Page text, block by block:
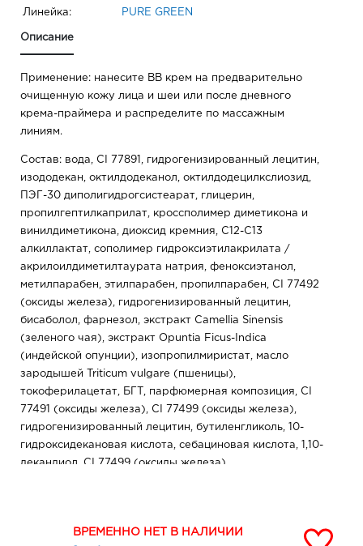
Линейка: PURE GREEN
Описание
Применение: нанесите BB крем на предварительно
очищенную кожу лица и шеи или после дневного
крема-праймера и распределите по массажным
линиям.
Состав: вода, CI 77891, гидрогенизированный лецитин,
изододекан, октилдодеканол, октилдодецилкслиозид,
ПЭГ-30 диполигидрогсистеарат, глицерин,
пропилгептилкаприлат, кроссполимер диметикона и
винилдиметикона, диоксид кремния, С12-С13
алкиллактат, сополимер гидроксиэтилакрилата /
акрилоилдиметилтаурата натрия, феноксиэтанол,
метилпарабен, этилпарабен, пропилпарабен, CI 77492
(оксиды железа), гидрогенизированный лецитин,
бисаболол, фарнезол, экстракт Camellia Sinensis
(зеленого чая), экстракт Opuntia Ficus-Indica
(индейской опунции), изопропилмиристат, масло
зародышей Triticum vulgare (пшеницы),
токоферилацетат, БГТ, парфюмерная композиция, CI
77491 (оксиды железа), CI 77499 (оксиды железа),
гидрогенизированный лецитин, бутиленгликоль, 10-
гидроксидекановая кислота, себациновая кислота, 1,10-
декандиол, CI 77499 (оксиды железа),
ВРЕМЕННО НЕТ В НАЛИЧИИ